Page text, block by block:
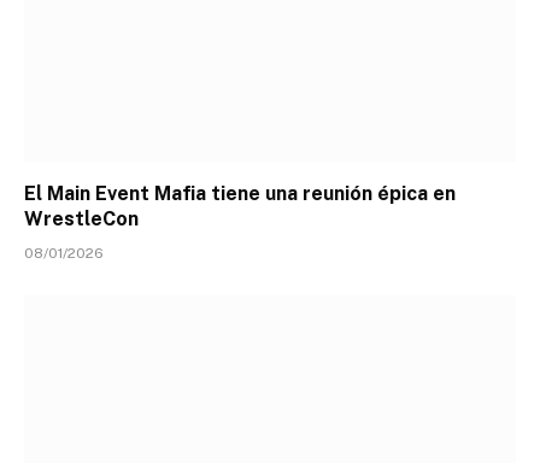
El Main Event Mafia tiene una reunión épica en
WrestleCon
08/01/2026